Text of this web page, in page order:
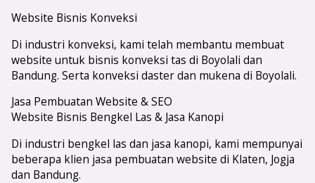
Website Bisnis Konveksi
Di industri konveksi, kami telah membantu membuat
website untuk bisnis konveksi tas di Boyolali dan
Bandung. Serta konveksi daster dan mukena di Boyolali.
Jasa Pembuatan Website & SEO
Website Bisnis Bengkel Las & Jasa Kanopi
Di industri bengkel las dan jasa kanopi, kami mempunyai
beberapa klien jasa pembuatan website di Klaten, Jogja
dan Bandung.